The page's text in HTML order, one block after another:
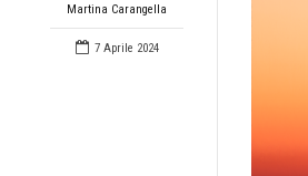
Martina Carangella
7 Aprile 2024